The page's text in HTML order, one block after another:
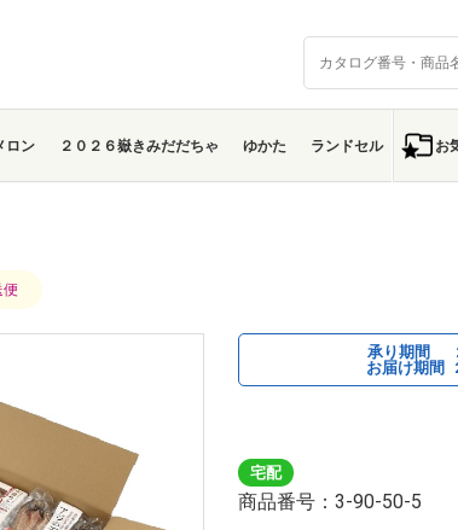
ロン ２０２６嶽きみだだちゃ ゆかた ランドセル お
便
承り期間
お届け期間
宅配
商品番号：3-90-50-5